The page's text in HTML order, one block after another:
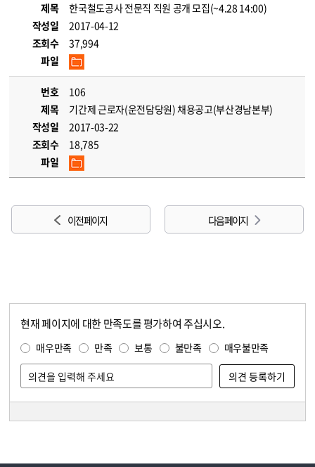
제목
한국철도공사 전문직 직원 공개 모집(~4.28 14:00)
작성일
2017-04-12
조회수
37,994
파일
번호
106
제목
기간제 근로자(운전담당원) 채용공고(부산경남본부)
작성일
2017-03-22
조회수
18,785
파일
이전 페이지 다음 페이지
현재 페이지에 대한 만족도를 평가하여 주십시오.
매우만족 만족 보통 불만족 매우불만족